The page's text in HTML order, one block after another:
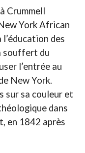
Crummell
York African
des
souffert du
l’entrée au
New York.
sur sa couleur et
dans
en 1842 après